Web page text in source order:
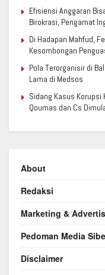
Efisiensi Anggaran
Birokrasi, Pengamat
Di Hadapan Mahfud,
Kesombongan
Pola Terorganisir di
Lama di Medsos
Sidang Kasus Korupsi
Qoumas dan Cs
About
Redaksi
Marketing &
Pedoman Media
Disclaimer